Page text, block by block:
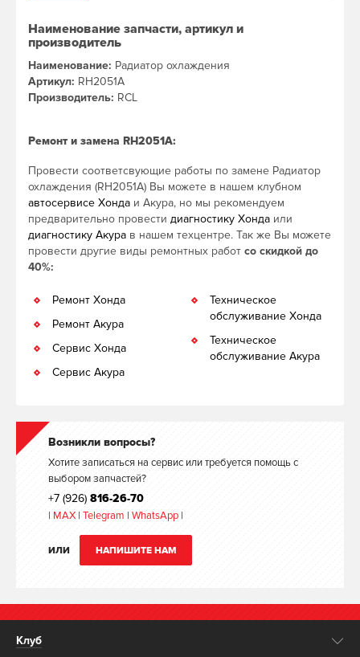
Наименование запчасти, артикул и
производитель
Наименование: Радиатор охлаждения
Артикул: RH2051A
Производитель: RCL
Ремонт и замена RH2051A:
Провести соответсвующие работы по замене Радиатор
охлаждения (RH2051A) Вы можете в нашем клубном
автосервисе Хонда и Акура, но мы рекомендуем
предварительно провести диагностику Хонда или
диагностику Акура в нашем техцентре. Так же Вы можете
провести другие виды ремонтных работ со скидкой до
40%:
Ремонт Хонда
Ремонт Акура
Сервис Хонда
Сервис Акура
Техническое
обслуживание Хонда
Техническое
обслуживание Акура
Возникли вопросы?
Хотите записаться на сервис или требуется помощь с
выбором запчастей?
+7 (926) 816-26-70
| MAX | Telegram | WhatsApp |
ИЛИ НАПИШИТЕ НАМ
Клуб